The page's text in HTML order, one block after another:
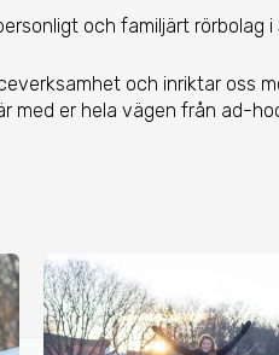
och familjärt rörbolag
och inriktar oss
med er hela vägen från ad-